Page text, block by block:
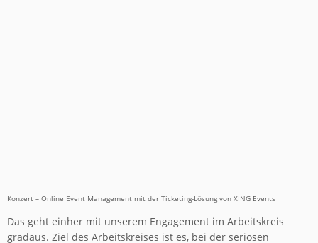
Konzert – Online Event Management mit der Ticketing-Lösung von XING Events
Das geht einher mit unserem Engagement im Arbeitskreis
gradaus. Ziel des Arbeitskreises ist es, bei der seriösen